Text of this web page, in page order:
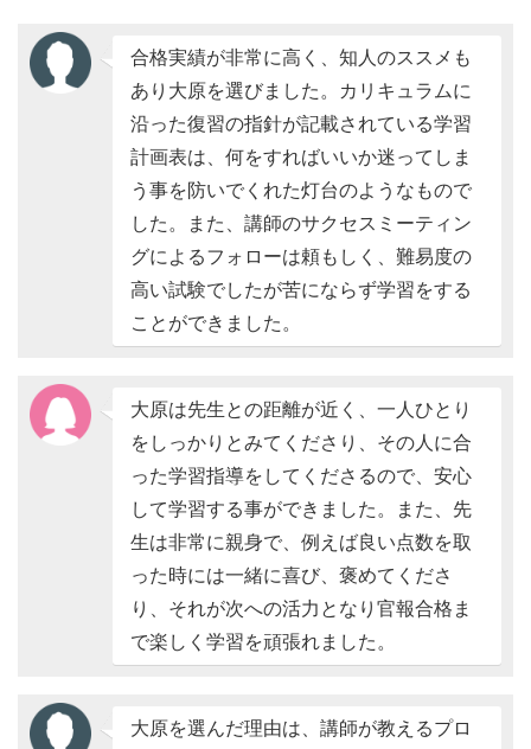
合格実績が非常に高く、知人のススメも
あり大原を選びました。カリキュラムに
沿った復習の指針が記載されている学習
計画表は、何をすればいいか迷ってしま
う事を防いでくれた灯台のようなもので
した。また、講師のサクセスミーティン
グによるフォローは頼もしく、難易度の
高い試験でしたが苦にならず学習をする
ことができました。
大原は先生との距離が近く、一人ひとり
をしっかりとみてくださり、その人に合
った学習指導をしてくださるので、安心
して学習する事ができました。また、先
生は非常に親身で、例えば良い点数を取
った時には一緒に喜び、褒めてくださ
り、それが次への活力となり官報合格ま
で楽しく学習を頑張れました。
大原を選んだ理由は、講師が教えるプロ